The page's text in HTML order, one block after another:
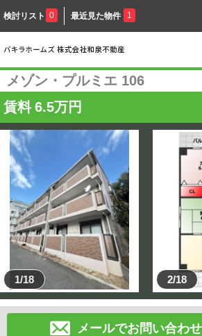
検討リスト 0 最近見た物件 1
メゾン・プルミエ 106
賃料 6.5万円
1/18 2/18
メールでお問い合わ